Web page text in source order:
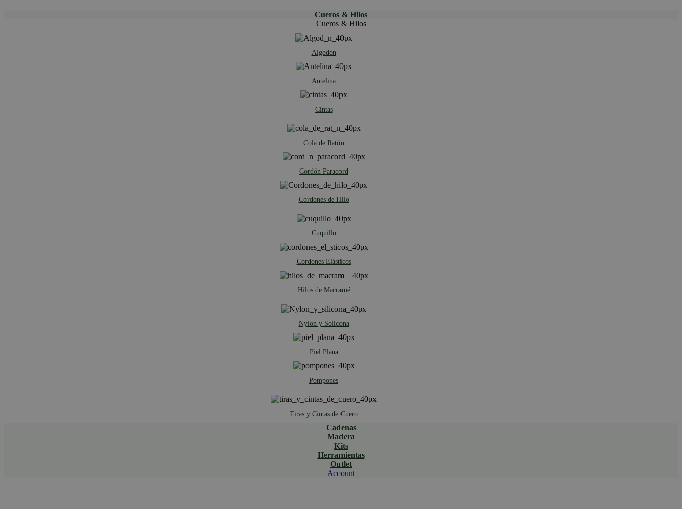
Cueros & Hilos
Cueros & Hilos
Algodón
Antelina
Cintas
Cola de Ratón
Cordón Paracord
Cordones de Hilo
Cuquillo
Cordones Elásticos
Hilos de Macramé
Nylon y Solicona
Piel Plana
Pompones
Tiras y Cintas de Cuero
Cadenas
Madera
Kits
Herramientas
Outlet
Account